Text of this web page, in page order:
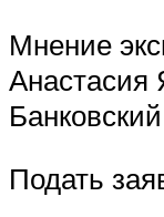
Мнение
Анастасия
Подать